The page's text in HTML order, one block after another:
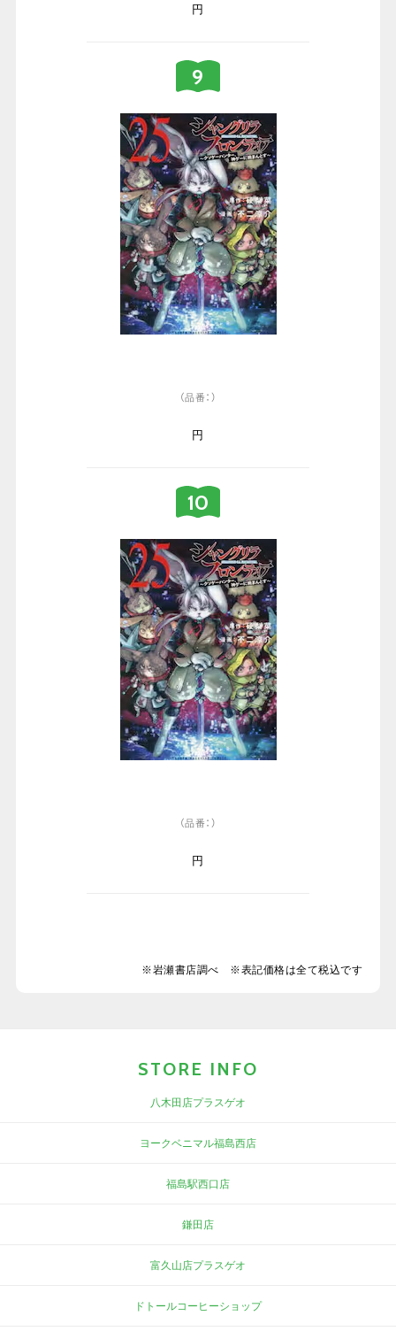
円
（品番：）
円
（品番：）
円
※岩瀬書店調べ ※表記価格は全て税込です
STORE INFO
八木田店プラスゲオ
ヨークベニマル福島西店
福島駅西口店
鎌田店
富久山店プラスゲオ
ドトールコーヒーショップ